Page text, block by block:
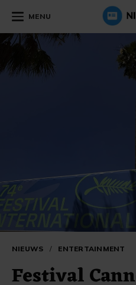
MENU
NIEUWS / ENTERTAINMENT
Festival